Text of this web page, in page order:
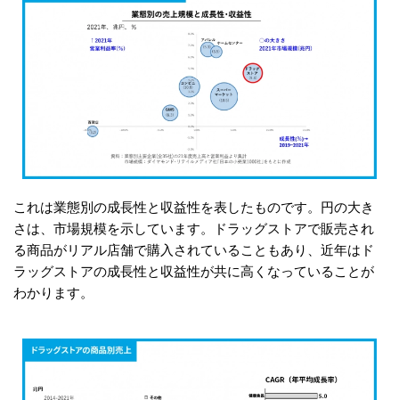
これは業態別の成長性と収益性を表したものです。円の大き
さは、市場規模を示しています。ドラッグストアで販売され
る商品がリアル店舗で購入されていることもあり、近年はド
ラッグストアの成長性と収益性が共に高くなっていることが
わかります。